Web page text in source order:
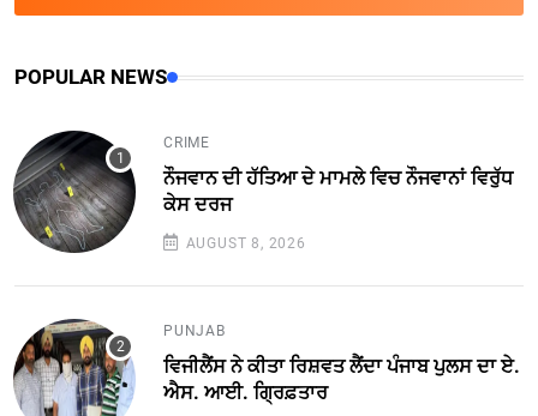
POPULAR NEWS
CRIME
ਨੌਜਵਾਨ ਦੀ ਹੱਤਿਆ ਦੇ ਮਾਮਲੇ ਵਿਚ ਨੌਜਵਾਨਾਂ ਵਿਰੁੱਧ
ਕੇਸ ਦਰਜ
AUGUST 8, 2026
PUNJAB
ਵਿਜੀਲੈਂਸ ਨੇ ਕੀਤਾ ਰਿਸ਼ਵਤ ਲੈਂਦਾ ਪੰਜਾਬ ਪੁਲਸ ਦਾ ਏ.
ਐਸ. ਆਈ. ਗ੍ਰਿਫ਼ਤਾਰ